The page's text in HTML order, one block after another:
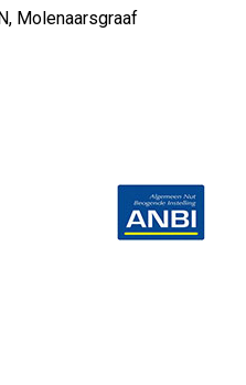
Molenaarsgraaf